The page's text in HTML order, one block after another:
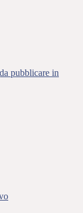
pubblicare in